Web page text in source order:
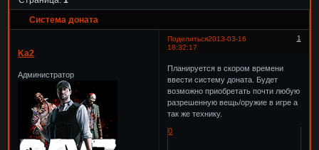
Система доната
Поделиться 1
2013-03-16
18:32:17
Ka2
Администратор
Планируется в скором времени
ввести систему доната. Будет
возможно приобретать почти любую
разрешенную вещь/оружие в игре а
так же технику.
0